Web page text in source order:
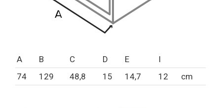
A B C D E
I
74
129 48,8 15 14,7 12 cm